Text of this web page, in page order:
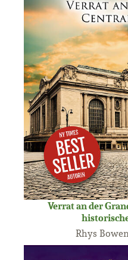
Verrat an der
Rhys